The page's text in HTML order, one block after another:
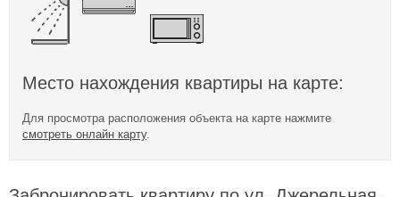
Место нахождения квартиры на карте:
Для просмотра расположения объекта на карте нажмите
смотреть онлайн карту.